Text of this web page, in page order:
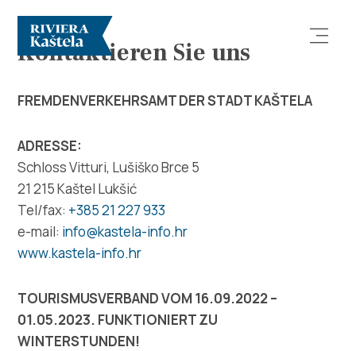
Erforsche
Destination
Info
Kontaktieren Sie uns
FREMDENVERKEHRSAMT DER STADT KAŠTELA
ADRESSE:
Schloss Vitturi, Lušiško Brce 5
21 215 Kaštel Lukšić
Tel/fax: +385 21 227 933
e-mail: info@kastela-info.hr
www.kastela-info.hr
TOURISMUSVERBAND VOM 16.09.2022 –
01.05.2023. FUNKTIONIERT ZU
WINTERSTUNDEN!